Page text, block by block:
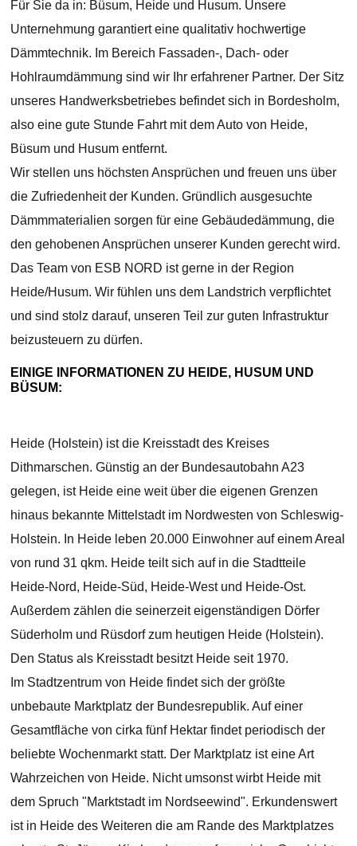
Für Sie da in: Büsum, Heide und Husum. Unsere
Unternehmung garantiert eine qualitativ hochwertige
Dämmtechnik. Im Bereich Fassaden-, Dach- oder
Hohlraumdämmung sind wir Ihr erfahrener Partner. Der Sitz
unseres Handwerksbetriebes befindet sich in Bordesholm,
also eine gute Stunde Fahrt mit dem Auto von Heide,
Büsum und Husum entfernt.
Wir stellen uns höchsten Ansprüchen und freuen uns über
die Zufriedenheit der Kunden. Gründlich ausgesuchte
Dämmmaterialien sorgen für eine Gebäudedämmung, die
den gehobenen Ansprüchen unserer Kunden gerecht wird.
Das Team von ESB NORD ist gerne in der Region
Heide/Husum. Wir fühlen uns dem Landstrich verpflichtet
und sind stolz darauf, unseren Teil zur guten Infrastruktur
beizusteuern zu dürfen.
EINIGE INFORMATIONEN ZU HEIDE, HUSUM UND
BÜSUM:
Heide (Holstein) ist die Kreisstadt des Kreises
Dithmarschen. Günstig an der Bundesautobahn A23
gelegen, ist Heide eine weit über die eigenen Grenzen
hinaus bekannte Mittelstadt im Nordwesten von Schleswig-
Holstein. In Heide leben 20.000 Einwohner auf einem Areal
von rund 31 qkm. Heide teilt sich auf in die Stadtteile
Heide-Nord, Heide-Süd, Heide-West und Heide-Ost.
Außerdem zählen die seinerzeit eigenständigen Dörfer
Süderholm und Rüsdorf zum heutigen Heide (Holstein).
Den Status als Kreisstadt besitzt Heide seit 1970.
Im Stadtzentrum von Heide findet sich der größte
unbebaute Marktplatz der Bundesrepublik. Auf einer
Gesamtfläche von cirka fünf Hektar findet periodisch der
beliebte Wochenmarkt statt. Der Marktplatz ist eine Art
Wahrzeichen von Heide. Nicht umsonst wirbt Heide mit
dem Spruch "Marktstadt im Nordseewind". Erkundenswert
ist in Heide des Weiteren die am Rande des Marktplatzes